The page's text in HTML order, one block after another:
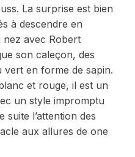
La surprise est bien
à descendre en
nez avec Robert
son caleçon, des
vert en forme de sapin.
et rouge, il est un
un style impromptu
suite l’attention des
aux allures de one